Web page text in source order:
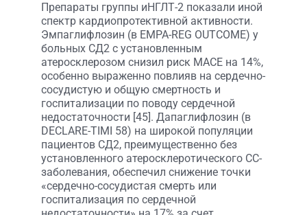
Препараты группы иНГЛТ-2 показали иной
спектр кардиопротективной активности.
Эмпаглифлозин (в EMPA-REG OUTCOME) у
больных СД2 с установленным
атеросклерозом снизил риск MACE на 14%,
особенно выраженно повлияв на сердечно-
сосудистую и общую смертность и
госпитализации по поводу сердечной
недостаточности [45]. Дапаглифлозин (в
DECLARE-TIMI 58) на широкой популяции
пациентов СД2, преимущественно без
установленного атеросклеротического СС-
заболевания, обеспечил снижение точки
«сердечно-сосудистая смерть или
госпитализация по сердечной